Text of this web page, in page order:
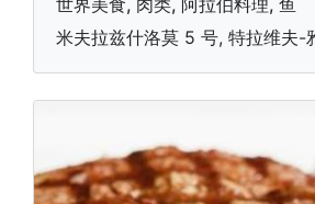
世界美食, 肉类, 阿拉伯料理, 鱼
米夫拉兹什洛莫 5 号, 特拉维夫-